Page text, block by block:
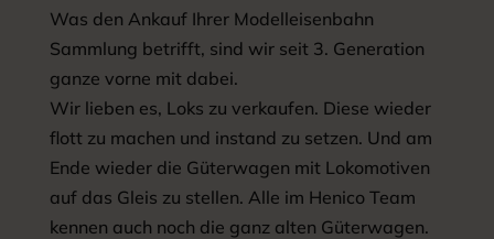
Was den Ankauf Ihrer Modelleisenbahn
Sammlung betrifft, sind wir seit 3. Generation
ganze vorne mit dabei.
Wir lieben es, Loks zu verkaufen. Diese wieder
flott zu machen und instand zu setzen. Und am
Ende wieder die Güterwagen mit Lokomotiven
auf das Gleis zu stellen. Alle im Henico Team
kennen auch noch die ganz alten Güterwagen.